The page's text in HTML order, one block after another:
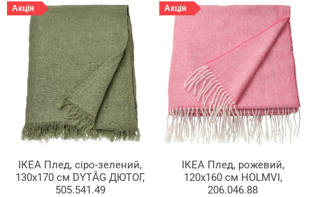
Акція
ІКЕА Плед, сіро-зелений,
130x170 см DYTÅG ДЮТОГ,
505.541.49
Акція
ІКЕА Плед, рожевий,
120x160 см HOLMVI,
206.046.88